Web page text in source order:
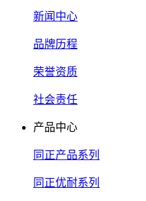
新闻中心
品牌历程
荣誉资质
社会责任
产品中心
同正产品系列
同正优耐系列